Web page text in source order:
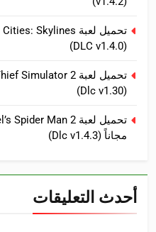
(DLC v1.4.0)
(Dlc v1.30)
مجاناً (Dlc v1.4.3)
أحدث التعليقات